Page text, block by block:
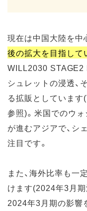
現在は中国大陸を中
後の拡大を目指して
WILL2030 STAGE2
シュレットの浸透、
る拡販としていま
参照)。米国でのウ
が進むアジアで、シ
注目です。
また、海外比率も一
けます(2024年3月期
2024年3月期の影響